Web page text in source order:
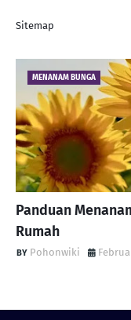
Sitemap
MENANAM BUNGA
Panduan
Rumah
Pohonwiki